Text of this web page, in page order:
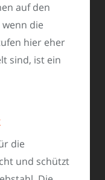
auf den
die
hier eher
sind, ist ein
die
und schützt